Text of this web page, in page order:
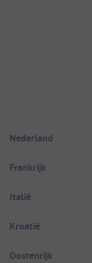
Nederland
Frankrijk
Italië
Kroatië
Oostenrijk